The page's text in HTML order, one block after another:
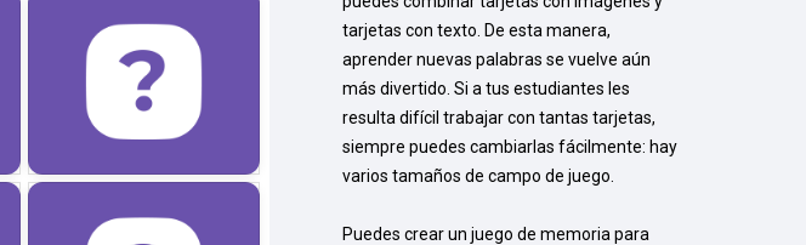
tarjetas con texto. De esta manera,
aprender nuevas palabras se vuelve aún
más divertido. Si a tus estudiantes les
resulta difícil trabajar con tantas tarjetas,
siempre puedes cambiarlas fácilmente: hay
varios tamaños de campo de juego.
Puedes crear un juego de memoria para